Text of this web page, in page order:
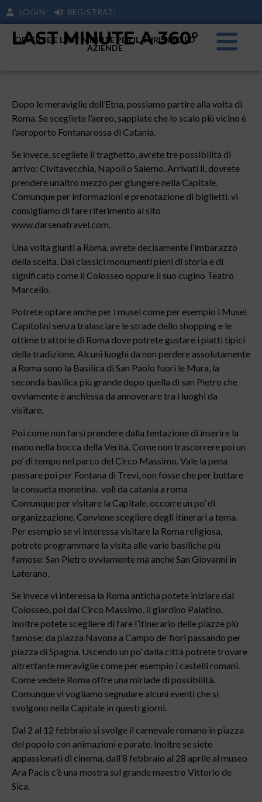
LOGIN REGISTRATI
LAST MINUTE A 360°
OFFERTE E LAST MINUTE PER IL TURISIMO ED
AZIENDE
Dopo le meraviglie dell’Etna, possiamo partire alla volta di
Roma. Se scegliete l’aereo, sappiate che lo scalo più vicino è
l’aeroporto Fontanarossa di Catania.
Se invece, scegliete il traghetto, avrete tre possibilità di
arrivo: Civitavecchia, Napoli o Salerno. Arrivati li, dovrete
prendere un’altro mezzo per giungere nella Capitale.
Comunque per informazioni e prenotazione di biglietti, vi
consigliamo di fare riferimento al sito
www.darsenatravel.com.
Una volta giunti a Roma, avrete decisamente l’imbarazzo
della scelta. Dai classici monumenti pieni di storia e di
significato come il Colosseo oppure il suo cugino Teatro
Marcello.
Potrete optare anche per i musei come per esempio i Musei
Capitolini senza tralasciare le strade dello shopping e le
ottime trattorie di Roma dove potrete gustare i piatti tipici
della tradizione. Alcuni luoghi da non perdere assolutamente
a Roma sono la Basilica di San Paolo fuori le Mura, la
seconda basilica più grande dopo quella di san Pietro che
ovviamente è anch’essa da annoverare tra i luoghi da
visitare.
Poi come non farsi prendere dalla tentazione di inserire la
mano nella bocca della Verità. Come non trascorrere poi un
po’ di tempo nel parco del Circo Massimo. Vale la pena
passare poi per Fontana di Trevi, non fosse che per buttare
la consueta monetina. voli da catania a roma
Comunque per visitare la Capitale, occorre un po’ di
organizzazione. Conviene scegliere degli itinerari a tema.
Per esempio se vi interessa visitare la Roma religiosa,
potrete programmare la visita alle varie basiliche più
famose: San Pietro ovviamente ma anche San Giovanni in
Laterano.
Se invece vi interessa la Roma anticha potete iniziare dal
Colosseo, poi dal Circo Massimo, il giardino Palatino.
Inoltre potete scegliere di fare l’itinerario delle piazze più
famose: da piazza Navona a Campo de’ fiori passando per
piazza di Spagna. Uscendo un po’ dalla città potrete trovare
altrettante meraviglie come per esempio i castelli romani.
Come vedete Roma offre una miriade di possibilità.
Comunque vi vogliamo segnalare alcuni eventi che si
svolgono nella Capitale in questi giorni.
Dal 2 al 12 febbraio si svolge il carnevale romano in piazza
del popolo con animazioni e parate. Inoltre se siete
appassionati di cinema, dall’8 febbraio al 28 aprile al museo
Ara Pacis c’è una mostra sul grande maestro Vittorio de
Sica.